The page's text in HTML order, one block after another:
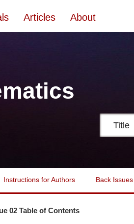
Articles About
Instructions for Authors Back Issues
02 Table of Contents